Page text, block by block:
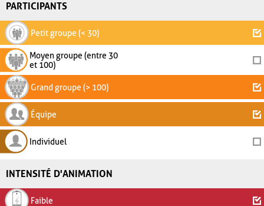
PARTICIPANTS
Petit groupe (< 30)
Moyen groupe (entre 30
et 100)
Grand groupe (> 100)
Équipe
Individuel
INTENSITÉ D'ANIMATION
Faible